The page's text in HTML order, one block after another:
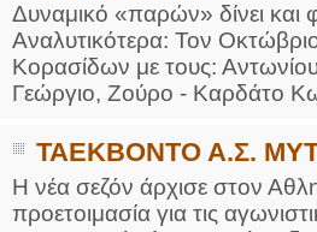
Δυναμικό «παρών» δίνει και
Αναλυτικότερα: Τον
Κορασίδων με τους:
Γεώργιο, Ζούρο - Καρδάτο
ΤΑΕΚΒΟΝΤΟ Α.Σ.
Η νέα σεζόν άρχισε στον
προετοιμασία για τις